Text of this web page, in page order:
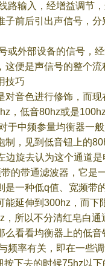
路输入，经增益调节
子前后引出声信号，
或外部设备的信号，
这便是声信号的整个流
技巧
对音色进行修饰，而
，低音80hz或是
于中频参量均衡器一
制，见到低音钮上的
边旋去认为这个通道
的带通滤波器，它是
是一种低q值、宽频带
能延伸到 300hz ，而下
，所以不分清红皂白
么看看均衡器上的低
频率有关，即在一些
按下去的时候75hz 以